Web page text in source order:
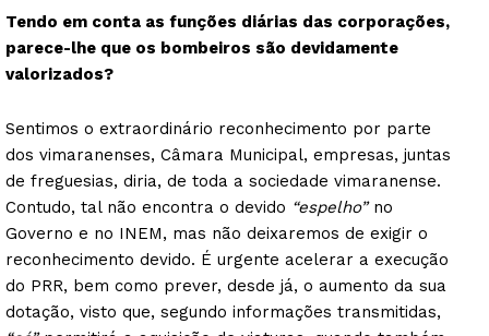
Tendo em conta as funções diárias das corporações,
parece-lhe que os bombeiros são devidamente
valorizados?
Sentimos o extraordinário reconhecimento por parte
dos vimaranenses, Câmara Municipal, empresas, juntas
de freguesias, diria, de toda a sociedade vimaranense.
Contudo, tal não encontra o devido “espelho”no
Governo e no INEM, mas não deixaremos de exigir o
reconhecimento devido. É urgente acelerar a execução
do PRR, bem como prever, desde já, o aumento da sua
dotação, visto que, segundo informações transmitidas,